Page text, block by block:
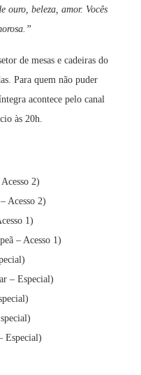
ouro, beleza, amor. Vocês
de mesas e cadeiras do
Para quem não puder
acontece pelo canal
às 20h.
2)
Acesso 2)
1)
– Acesso 1)
– Especial)
Especial)